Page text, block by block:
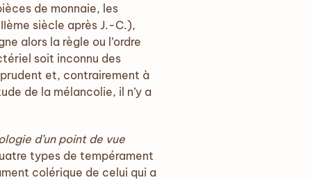
de monnaie, les
siècle après J.-C.),
alors la règle ou l’ordre
soit inconnu des
et, contrairement à
de la mélancolie, il n’y a
d’un point de vue
types de tempérament
colérique de celui qui a